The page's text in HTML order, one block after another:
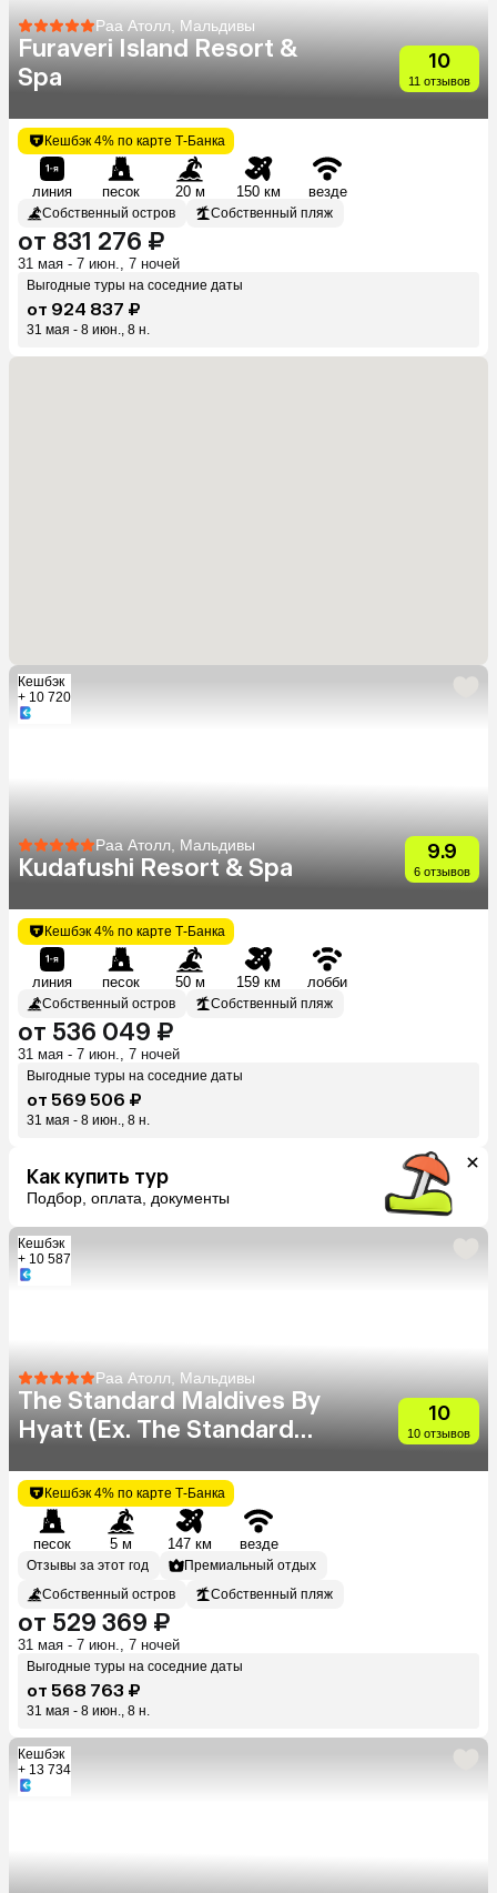
Раа Атолл, Мальдивы
Furaveri Island Resort &
Spa
10
11 отзывов
Кешбэк 4% по карте Т-Банка
линия песок 20 м 150 км везде
Собственный остров Собственный пляж
от 831 276 ₽
31 мая - 7 июн., 7 ночей
Выгодные туры на соседние даты
от 924 837 ₽
31 мая - 8 июн., 8 н.
Кешбэк
+ 10 720
Раа Атолл, Мальдивы
Kudafushi Resort & Spa
9.9
6 отзывов
Кешбэк 4% по карте Т-Банка
линия песок 50 м 159 км лобби
Собственный остров Собственный пляж
от 536 049 ₽
31 мая - 7 июн., 7 ночей
Выгодные туры на соседние даты
от 569 506 ₽
31 мая - 8 июн., 8 н.
Как купить тур
Подбор, оплата, документы
Кешбэк
+ 10 587
Раа Атолл, Мальдивы
The Standard Maldives By
Hyatt (Ex. The Standard
10
10 отзывов
Кешбэк 4% по карте Т-Банка
песок 5 м 147 км везде
Отзывы за этот год
Премиальный отдых
Собственный остров
Собственный пляж
от 529 369 ₽
31 мая - 7 июн., 7 ночей
Выгодные туры на соседние даты
от 568 763 ₽
31 мая - 8 июн., 8 н.
Кешбэк
+ 13 734